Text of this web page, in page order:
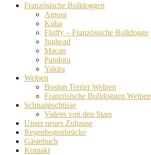
Französische Bulldoggen
Amora
Kuba
Fluffy – Französische Bulldogge
Jughead
Macan
Pandora
Yakira
Welpen
Boston Terrier Welpen
Französische Bulldoggen Welpen
Schnappschüsse
Videos von den Stars
Unser neues Zuhause
Regenbogenbrücke
Gästebuch
Kontakt